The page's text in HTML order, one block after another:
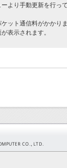
より手動更新を行っ
ケット通信料がかかり
表示されます。